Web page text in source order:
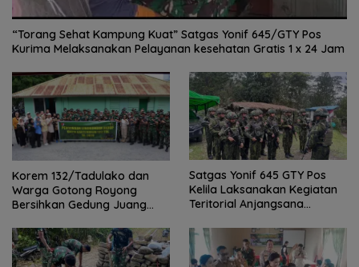
“Torang Sehat Kampung Kuat” Satgas Yonif 645/GTY Pos
Kurima Melaksanakan Pelayanan kesehatan Gratis 1 x 24 Jam
Korem 132/Tadulako dan
Warga Gotong Royong
Bersihkan Gedung Juang
Satgas Yonif 645 GTY Pos
Kelila Laksanakan Kegiatan
Teritorial Anjangsana
Lurah